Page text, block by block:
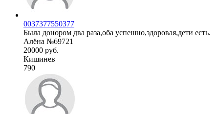
0037377550377
Была донором два раза,оба успешно,здоровая,дети есть.
Алёна №69721
20000 руб.
Кишинев
790